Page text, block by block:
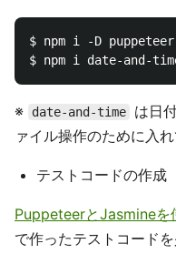
$ npm i -D
※ date-and-time は日
ァイル操作のために入れ
テストコードの作成
PuppeteerとJasmineを
で作ったテストコード